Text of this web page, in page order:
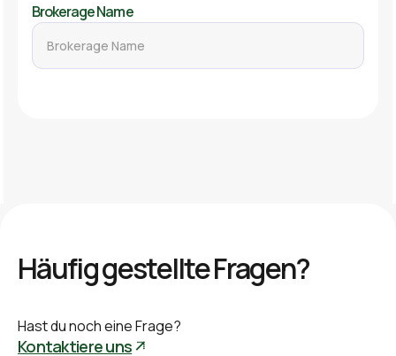
Brokerage Name
Häufig gestellte Fragen?
Hast du noch eine Frage?
Kontaktiere uns